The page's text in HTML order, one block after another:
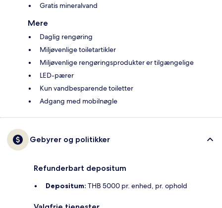
Gratis mineralvand
Mere
Daglig rengøring
Miljøvenlige toiletartikler
Miljøvenlige rengøringsprodukter er tilgængelige
LED-pærer
Kun vandbesparende toiletter
Adgang med mobilnøgle
Gebyrer og politikker
Refunderbart depositum
Depositum: THB 5000 pr. enhed, pr. ophold